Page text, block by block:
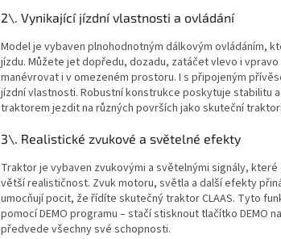
2\. Vynikající jízdní vlastnosti a ovládání
Model je vybaven plnohodnotným dálkovým ovládáním,
jízdu. Můžete jet dopředu, dozadu, zatáčet vlevo i
manévrovat i v omezeném prostoru. I s připojeným
jízdní vlastnosti. Robustní konstrukce poskytuje stabilitu
traktorem jezdit na různých površích jako skuteční
3\. Realistické zvukové a světelné efekty
Traktor je vybaven zvukovými a světelnými signály,
větší realističnost. Zvuk motoru, světla a další efekty
umocňují pocit, že řídíte skutečný traktor CLAAS. Tyto
pomocí DEMO programu – stačí stisknout tlačítko DEMO
předvede všechny své schopnosti.